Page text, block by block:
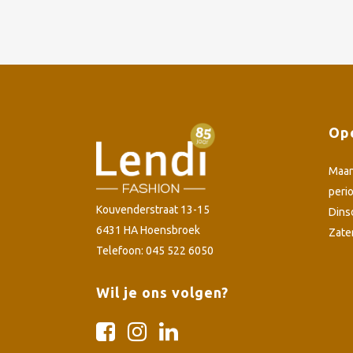
Kouvenderstraat 13-15
6431 HA Hoensbroek
Telefoon: 045 522 6050
Wil je ons volgen?